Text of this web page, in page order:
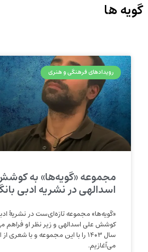
گویه ها
رویدادهای فرهنگی و هنری
مجموعه «گویه‌ها» به
اسدالهی در نشریه ادبی
«گویه‌ها» مجموعه تازه‌ای‌ست در نشریهٔ
کوشش علی اسدالهی و زیر نظر او فراهم
سال ۱۴۰۳ را با این مجموعه و با
می‌آغازیم.